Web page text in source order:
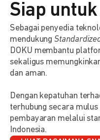
Siap
Sebagai penyedia
mendukung
DOKU membantu
sekaligus
dan aman.
Dengan kepatuhan
terhubung secara
pembayaran melalui
Indonesia.